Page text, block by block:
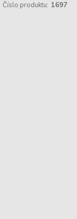
Číslo produktu: 1697